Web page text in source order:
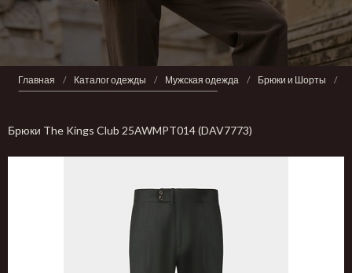
Главная / Каталог одежды / Мужская одежда / Брюки и Шорты /
Брюки The Kings Club 25AWMPT014 (DAV7773)